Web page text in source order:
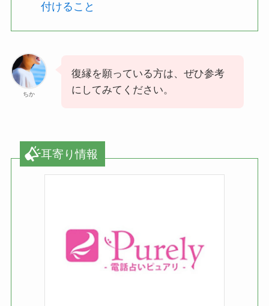
付けること
ちか
復縁を願っている方は、ぜひ参考
にしてみてください。
耳寄り情報